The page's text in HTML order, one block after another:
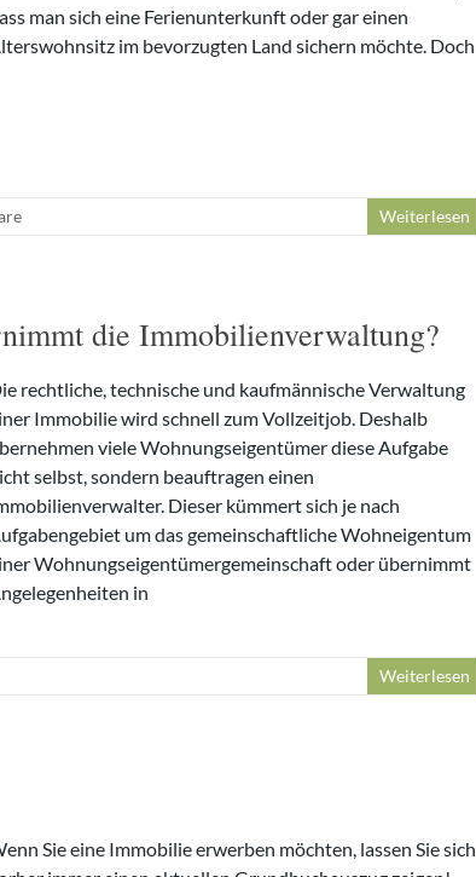
man sich eine Ferienunterkunft oder gar einen
im bevorzugten Land sichern möchte. Doch
Weiterlesen
die Immobilienverwaltung?
rechtliche, technische und kaufmännische Verwaltung
Immobilie wird schnell zum Vollzeitjob. Deshalb
viele Wohnungseigentümer diese Aufgabe
selbst, sondern beauftragen einen
Dieser kümmert sich je nach
um das gemeinschaftliche Wohneigentum
Wohnungseigentümergemeinschaft oder übernimmt
in
Weiterlesen
Sie eine Immobilie erwerben möchten, lassen Sie sich